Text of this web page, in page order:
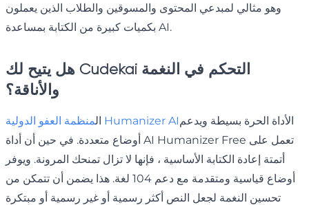
وهو مثالي لمبدعي المحتوى والمسوقين والطلاب الذين يعملون
بكميات كبيرة من الكتابة بمساعدة AI.
هل يتيح لك Cudekai التحكم في النغمة
والأناقة؟
ال منظمة العفو الدولية Humanizer AI الأداة الحرة بسيطة ويدعم
أوضاع متعددة. في حين أن أداة AI Humanizer Free تعمل على
أتمتة إعادة الكتابة الأساسية ، فإنها لا تزال تمنحك المرونة. ويوفر
أوضاع قياسية ومتقدمة مع دعم 104 لغة. هذا يضمن أن تتمكن من
تحسين النغمة لجعل النص أكثر رسمية أو غير رسمية أو مبتكرة